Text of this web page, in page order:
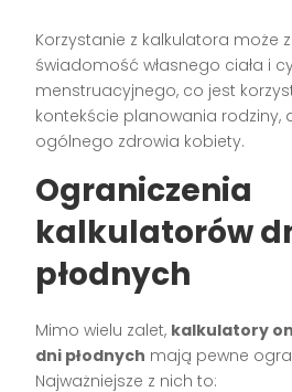
Korzystanie z kalkulatora może
świadomość własnego ciała i
menstruacyjnego, co jest
kontekście planowania rodziny,
ogólnego zdrowia kobiety.
Ograniczenia
kalkulatorów
płodnych
Mimo wielu zalet, kalkulatory
dni płodnych mają pewne
Najważniejsze z nich to: